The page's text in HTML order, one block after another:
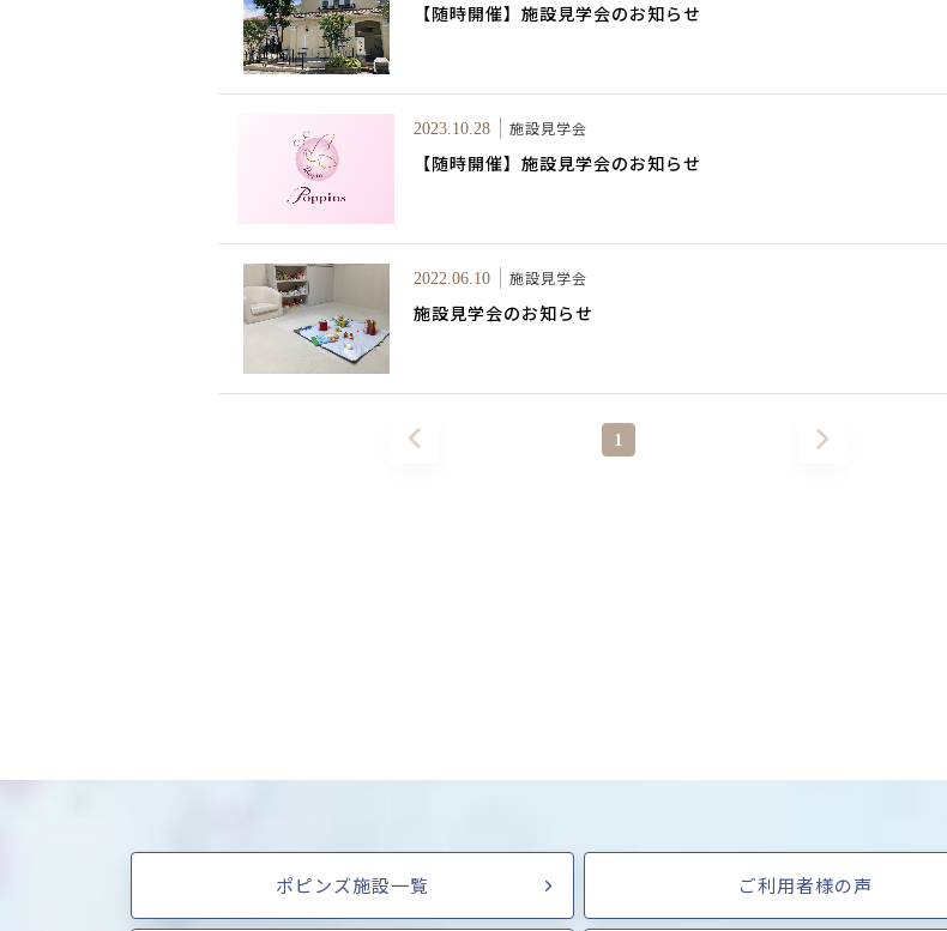
【随時開催】施設見学会のお知らせ
2023.10.28 施設見学会
【随時開催】施設見学会のお知らせ
2022.06.10 施設見学会
施設見学会のお知らせ
1
ポピンズ施設一覧 ご利用者様の声